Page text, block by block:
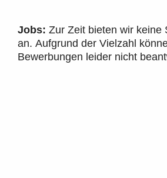
Jobs: Zur Zeit bieten wir keine
an. Aufgrund der Vielzahl
Bewerbungen leider nicht